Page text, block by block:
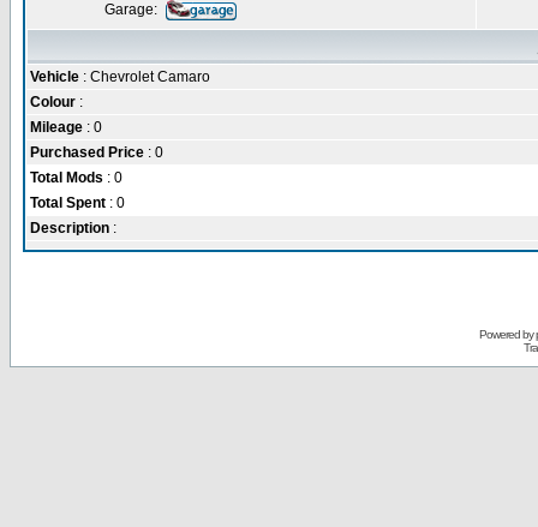
Garage:
Vehicle : Chevrolet Camaro
Colour :
Mileage : 0
Purchased Price : 0
Total Mods : 0
Total Spent : 0
Description :
Powered by